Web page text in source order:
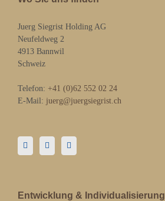
Juerg Siegrist Holding AG
Neufeldweg 2
4913 Bannwil
Schweiz
Telefon: +41 (0)62 552 02 24
E-Mail: juerg@juergsiegrist.ch
Entwicklung & Individualisierung